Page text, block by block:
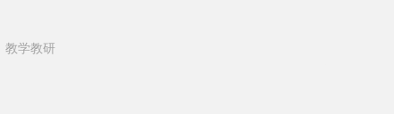
教学教研